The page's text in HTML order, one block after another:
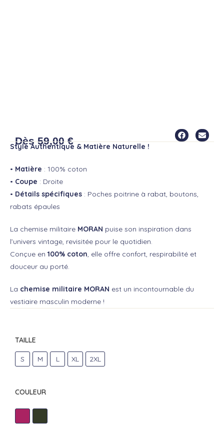
CHEMISE MILITAIRE MORAN
Dès59,00€
Style Authentique & Matière Naturelle !
• Matière : 100% coton
• Coupe : Droite
• Détails spécifiques : Poches poitrine à rabat, boutons,
rabats épaules
La chemise militaire MORAN puise son inspiration dans
l’univers vintage, revisitée pour le quotidien.
Conçue en 100% coton, elle offre confort, respirabilité et
douceur au porté.
La chemise militaire MORAN est un incontournable du
vestiaire masculin moderne !
TAILLE
S M L XL 2XL
COULEUR
FUCHSIAOLIVE